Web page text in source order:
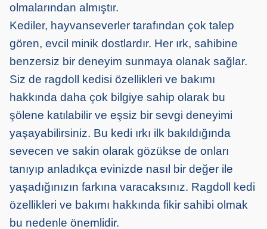
olmalarından almıştır.
Kediler, hayvanseverler tarafından çok talep
gören, evcil minik dostlardır. Her ırk, sahibine
benzersiz bir deneyim sunmaya olanak sağlar.
Siz de ragdoll kedisi özellikleri ve bakımı
hakkında daha çok bilgiye sahip olarak bu
şölene katılabilir ve eşsiz bir sevgi deneyimi
yaşayabilirsiniz. Bu kedi ırkı ilk bakıldığında
sevecen ve sakin olarak gözükse de onları
tanıyıp anladıkça evinizde nasıl bir değer ile
yaşadığınızın farkına varacaksınız. Ragdoll kedi
özellikleri ve bakımı hakkında fikir sahibi olmak
bu nedenle önemlidir.